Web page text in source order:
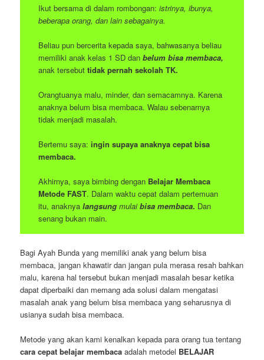
Ikut bersama di dalam rombongan: istrinya, ibunya,
beberapa orang, dan lain sebagainya.
Beliau pun bercerita kepada saya, bahwasanya beliau
memiliki anak kelas 1 SD dan belum bisa membaca,
anak tersebut tidak pernah sekolah TK.
Orangtuanya malu, minder, dan semacamnya. Karena
anaknya belum bisa membaca. Walau sebenarnya
tidak menjadi masalah.
Bertemu saya: ingin supaya anaknya cepat bisa
membaca.
Akhirnya, saya bimbing dengan Belajar Membaca
Metode FAST. Dalam waktu cepat dalam pertemuan
itu, anaknya langsungmulaibisa membaca. Dan
senang bukan main.
Bagi Ayah Bunda yang memiliki anak yang belum bisa
membaca, jangan khawatir dan jangan pula merasa resah bahkan
malu, karena hal tersebut bukan menjadi masalah besar ketika
dapat diperbaiki dan memang ada solusi dalam mengatasi
masalah anak yang belum bisa membaca yang seharusnya di
usianya sudah bisa membaca.
Metode yang akan kami kenalkan kepada para orang tua tentang
cara cepat belajar membaca adalah metodel BELAJAR